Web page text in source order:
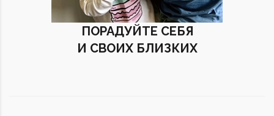
ПОРАДУЙТЕ СЕБЯ
И СВОИХ БЛИЗКИХ